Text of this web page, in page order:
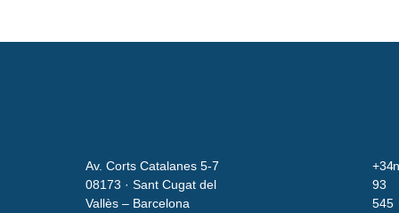
Av. Corts Catalanes 5-7
08173 · Sant Cugat del
Vallès – Barcelona
+34
93
545